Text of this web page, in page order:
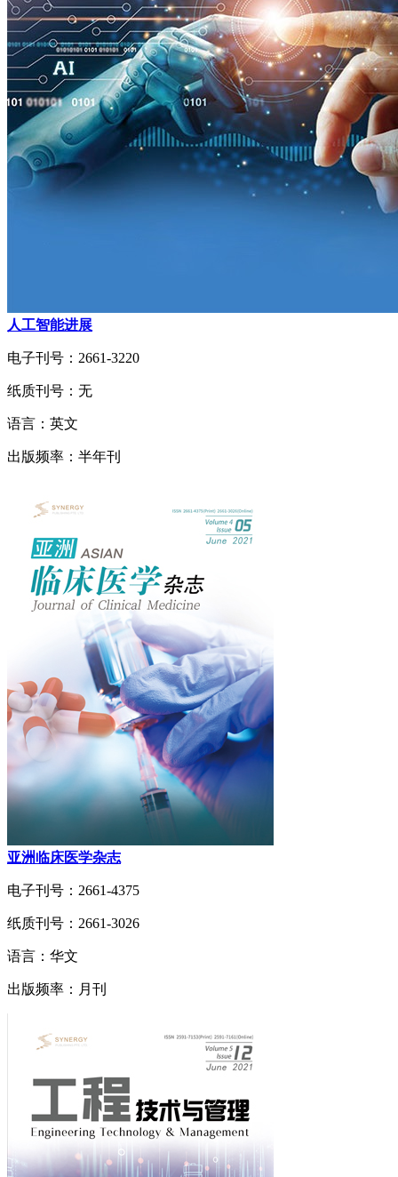
人工智能进展
电子刊号：2661-3220
纸质刊号：无
语言：英文
出版频率：半年刊
亚洲临床医学杂志
电子刊号：2661-4375
纸质刊号：2661-3026
语言：华文
出版频率：月刊